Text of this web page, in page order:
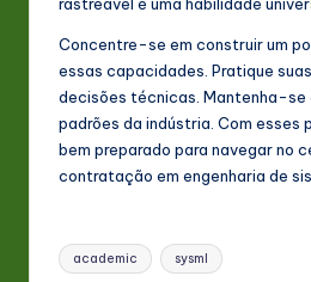
Concentre-se em construir um
essas capacidades. Pratique
decisões técnicas. Mantenha-se
padrões da indústria. Com esses
bem preparado para navegar no
contratação em engenharia de
Tags:
academic sysml